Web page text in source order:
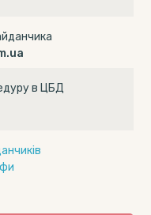
в ЦБД